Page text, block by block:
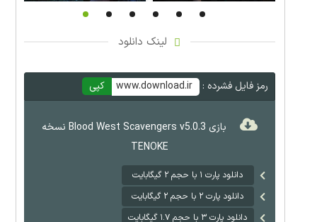
لینک دانلود
رمز فایل فشرده : www.download.ir کپی
بازی Blood West Scavengers v5.0.3 نسخه
TENOKE
دانلود پارت ۱ با حجم ۲ گیگابایت
دانلود پارت ۲ با حجم ۲ گیگابایت
دانلود پارت ۳ با حجم ۱.۷ گیگابایت